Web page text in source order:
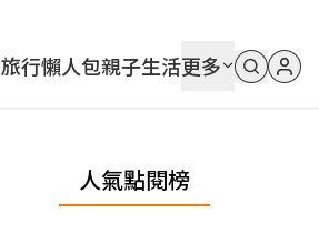
旅行懶人包親子生活更多
人氣點閱榜